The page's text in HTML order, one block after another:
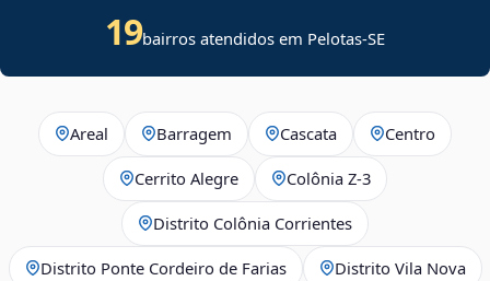
19bairros atendidos em Pelotas-SE
Areal Barragem Cascata Centro
Cerrito Alegre Colônia Z-3
Distrito Colônia Corrientes
Distrito Ponte Cordeiro de Farias Distrito Vila Nova